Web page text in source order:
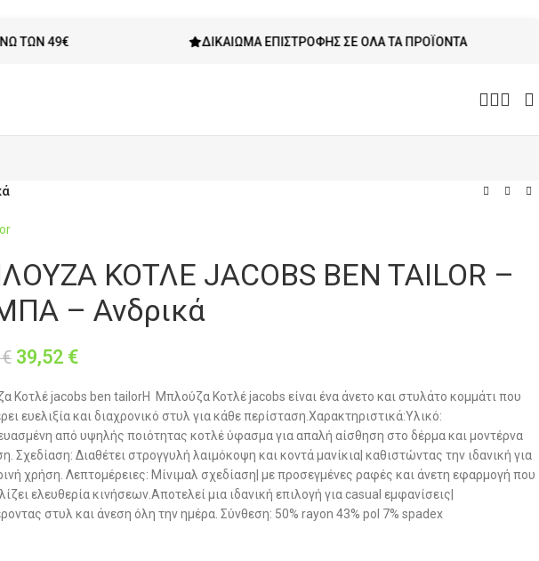
49€ ΔΙΚΑΊΩΜΑ ΕΠΙΣΤΡΟΦΉΣ ΣΕ ΌΛΑ ΤΑ ΠΡΟΪΌΝΤΑ
ΚΟΤΛΕ JACOBS BEN TAILOR –
– Ανδρικά
€ 39,52 €
Κοτλέ jacobs ben tailorΗ Μπλούζα Κοτλέ jacobs είναι ένα άνετο και στυλάτο κομμάτι που
ευελιξία και διαχρονικό στυλ για κάθε περίσταση.Χαρακτηριστικά:Υλικό:
από υψηλής ποιότητας κοτλέ ύφασμα για απαλή αίσθηση στο δέρμα και μοντέρνα
Σχεδίαση: Διαθέτει στρογγυλή λαιμόκοψη και κοντά μανίκια| καθιστώντας την ιδανική για
χρήση. Λεπτομέρειες: Μίνιμαλ σχεδίαση| με προσεγμένες ραφές και άνετη εφαρμογή που
ελευθερία κινήσεων.Αποτελεί μια ιδανική επιλογή για casual εμφανίσεις|
στυλ και άνεση όλη την ημέρα. Σύνθεση: 50% rayon 43% pol 7% spadex